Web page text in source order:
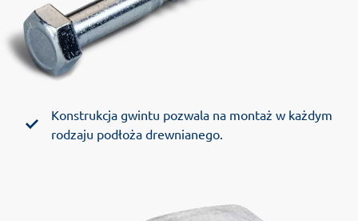
Konstrukcja gwintu pozwala na montaż w każdym
rodzaju podłoża drewnianego.